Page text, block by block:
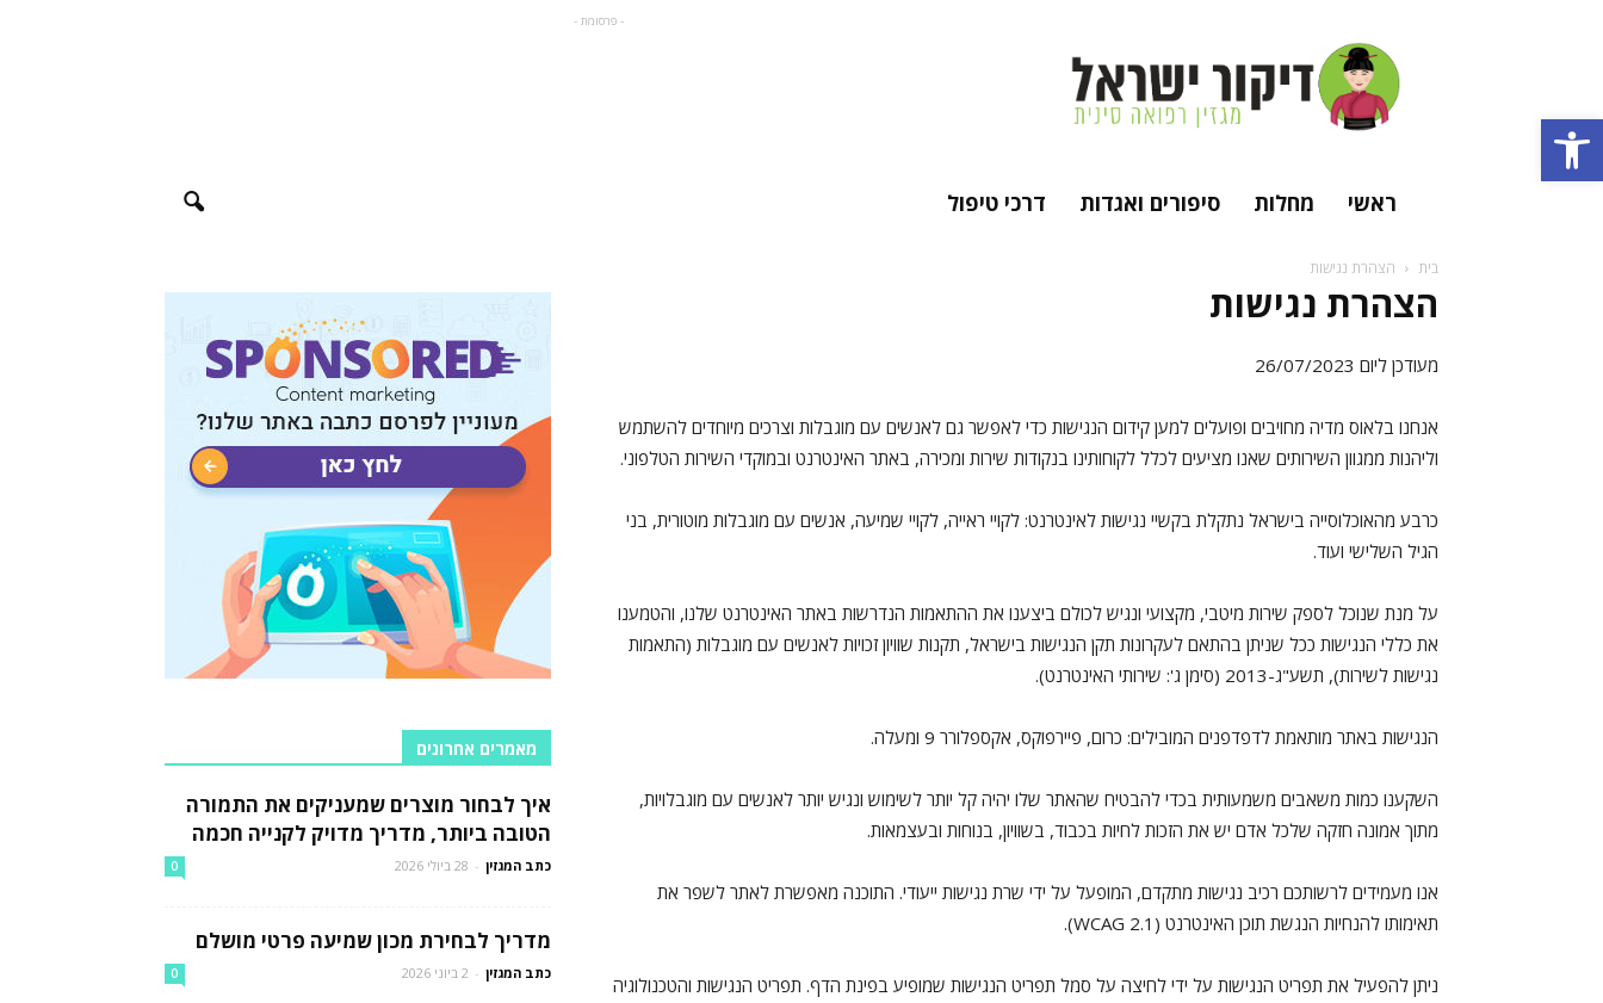
פתח סרגל נגישות
מגזין
רפואה
סינית
מסורתית
- פרסומת -
ראשי מחלות סיפורים ואגדות דרכי טיפול
בית הצהרת נגישות
הצהרת נגישות
מעודכן ליום 26/07/2023
אנחנו בלאוס מדיה מחויבים ופועלים למען קידום הנגישות כדי לאפשר גם לאנשים עם מוגבלות וצרכים מיוחדים להשתמש
וליהנות ממגוון השירותים שאנו מציעים לכלל לקוחותינו בנקודות שירות ומכירה, באתר האינטרנט ובמוקדי השירות הטלפוני.
כרבע מהאוכלוסייה בישראל נתקלת בקשיי נגישות לאינטרנט: לקויי ראייה, לקויי שמיעה, אנשים עם מוגבלות מוטורית, בני
הגיל השלישי ועוד.
על מנת שנוכל לספק שירות מיטבי, מקצועי ונגיש לכולם ביצענו את ההתאמות הנדרשות באתר האינטרנט שלנו, והטמענו
את כללי הנגישות ככל שניתן בהתאם לעקרונות תקן הנגישות בישראל, תקנות שוויון זכויות לאנשים עם מוגבלות (התאמות
נגישות לשירות), תשע"ג-2013 (סימן ג': שירותי האינטרנט).
הנגישות באתר מותאמת לדפדפנים המובילים: כרום, פיירפוקס, אקספלורר 9 ומעלה.
השקענו כמות משאבים משמעותית בכדי להבטיח שהאתר שלו יהיה קל יותר לשימוש ונגיש יותר לאנשים עם מוגבלויות,
מתוך אמונה חזקה שלכל אדם יש את הזכות לחיות בכבוד, בשוויון, בנוחות ובעצמאות.
אנו מעמידים לרשותכם רכיב נגישות מתקדם, המופעל על ידי שרת נגישות ייעודי. התוכנה מאפשרת לאתר לשפר את
תאימותו להנחיות הנגשת תוכן האינטרנט (WCAG 2.1).
ניתן להפעיל את תפריט הנגישות על ידי לחיצה על סמל תפריט הנגישות שמופיע בפינת הדף. תפריט הנגישות והטכנולוגיה
מאמרים אחרונים
איך לבחור מוצרים שמעניקים את התמורה
הטובה ביותר, מדריך מדויק לקנייה חכמה
כתב המגזין - 28 ביולי 2026 0
מדריך לבחירת מכון שמיעה פרטי מושלם
כתב המגזין - 2 ביוני 2026 0